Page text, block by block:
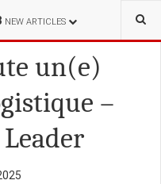
NEW ARTICLES
un(e)
–